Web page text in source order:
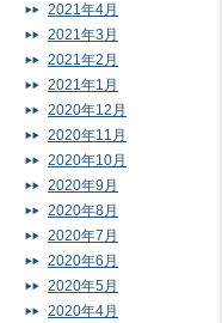
2021年4月
2021年3月
2021年2月
2021年1月
2020年12月
2020年11月
2020年10月
2020年9月
2020年8月
2020年7月
2020年6月
2020年5月
2020年4月